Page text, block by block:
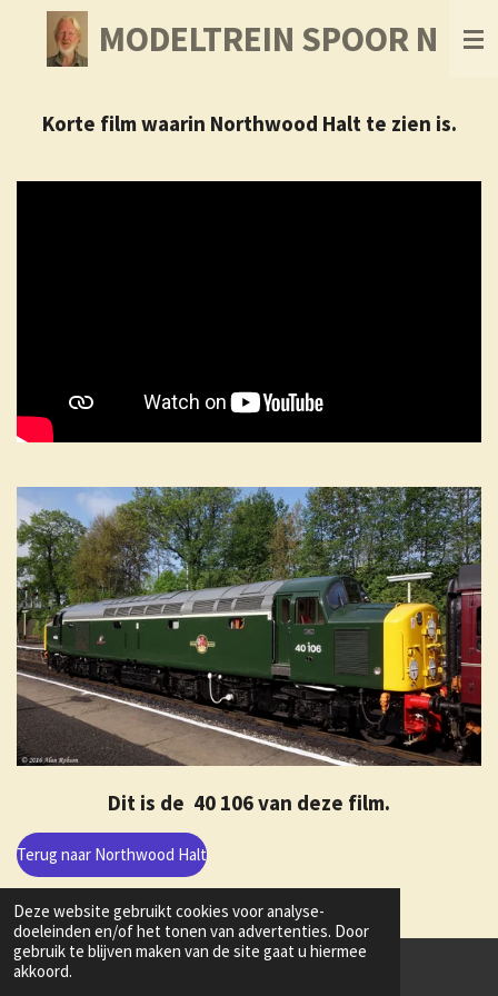
Deze website gebruikt cookies voor analyse-
doeleinden en/of het tonen van advertenties. Door
gebruik te blijven maken van de site gaat u hiermee
akkoord.
hoofdinhoud
MODELTREIN SPOOR N
Korte film waarin Northwood Halt te zien is.
Dit is de 40 106 van deze film.
Terug naar Northwood Halt
© 2020 - 2026 Modeltrein spoor N